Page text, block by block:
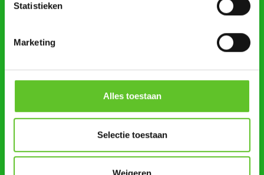
Statistieken
Marketing
Alles toestaan
Selectie toestaan
AGENDA